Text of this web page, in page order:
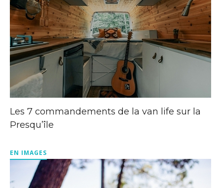
Les 7 commandements de la van life sur la
Presqu’île
EN IMAGES